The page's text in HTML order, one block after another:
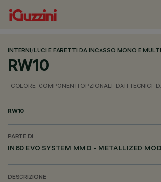
INTERNI/LUCI E FARETTI DA INCASSO MONO E
RW10
COLORE COMPONENTI OPZIONALI DATI TECNICI
RW10
PARTE DI
IN60 EVO SYSTEM MMO - METALLIZED
DESCRIZIONE